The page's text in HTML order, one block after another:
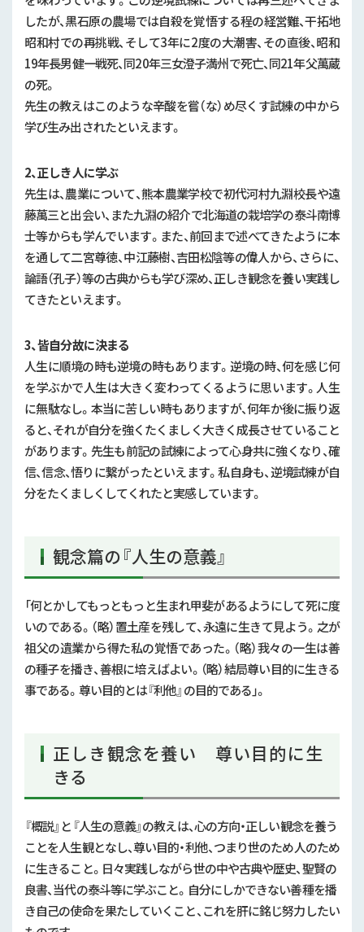
したが、黒石原の農場では自殺を覚悟する程の経営難、干拓地
昭和村での再挑戦、そして3年に2度の大潮害、その直後、昭和
19年長男健一戦死、同20年三女澄子満州で死亡、同21年父萬蔵
の死。
先生の教えはこのような辛酸を嘗（な）め尽くす試練の中から
学び生み出されたといえます。
2、正しき人に学ぶ
先生は、農業について、熊本農業学校で初代河村九淵校長や遠
藤萬三と出会い、また九淵の紹介で北海道の栽培学の泰斗南博
士等からも学んでいます。また、前回まで述べてきたように本
を通して二宮尊徳、中江藤樹、吉田松陰等の偉人から、さらに、
論語（孔子）等の古典からも学び深め、正しき観念を養い実践し
てきたといえます。
3、皆自分故に決まる
人生に順境の時も逆境の時もあります。逆境の時、何を感じ何
を学ぶかで人生は大きく変わってくるように思います。人生
に無駄なし。本当に苦しい時もありますが、何年か後に振り返
ると、それが自分を強くたくましく大きく成長させていること
があります。先生も前記の試練によって心身共に強くなり、確
信、信念、悟りに繋がったといえます。私自身も、逆境試練が自
分をたくましくしてくれたと実感しています。
観念篇の『人生の意義』
「何とかしてもっともっと生まれ甲斐があるようにして死に度
いのである。（略）置土産を残して、永遠に生きて見よう。之が
祖父の遺業から得た私の覚悟であった。（略）我々の一生は善
の種子を播き、善根に培えばよい。（略）結局尊い目的に生きる
事である。尊い目的とは『利他』の目的である」。
正しき観念を養い 尊い目的に生
きる
『概説』と『人生の意義』の教えは、心の方向・正しい観念を養う
ことを人生観となし、尊い目的・利他、つまり世のため人のため
に生きること。日々実践しながら世の中や古典や歴史、聖賢の
良書、当代の泰斗等に学ぶこと。自分にしかできない善種を播
き自己の使命を果たしていくこと、これを肝に銘じ努力したい